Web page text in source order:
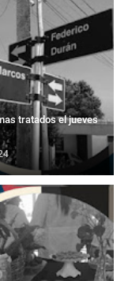
tratados el jueves